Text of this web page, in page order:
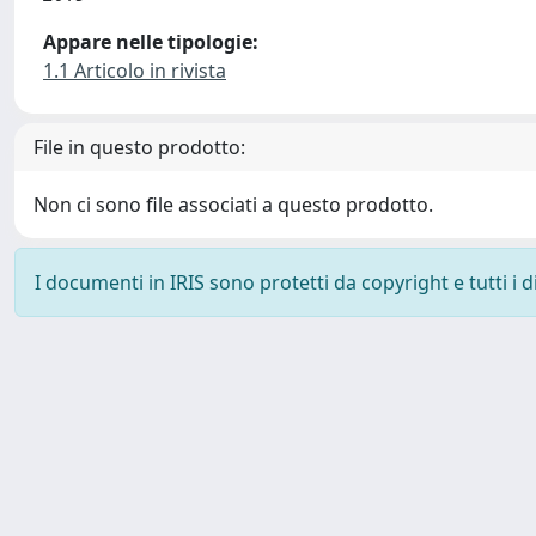
Appare nelle tipologie:
1.1 Articolo in rivista
File in questo prodotto:
Non ci sono file associati a questo prodotto.
I documenti in IRIS sono protetti da copyright e tutti i